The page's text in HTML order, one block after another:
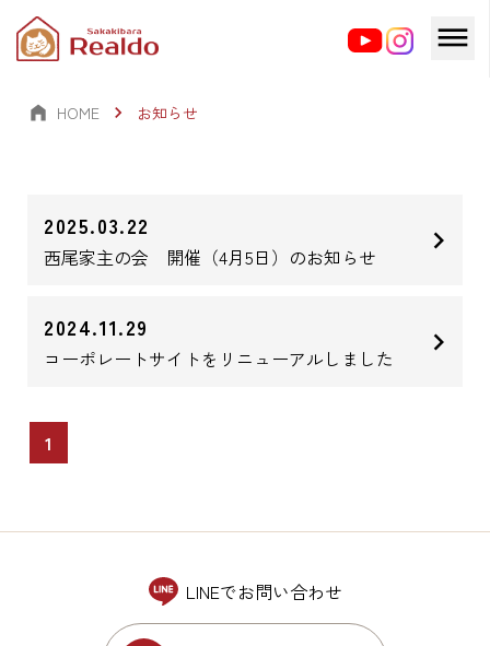
HOME お知らせ
2025.03.22
西尾家主の会 開催（4月5日）のお知らせ
2024.11.29
コーポレートサイトをリニューアルしました
1
LINEでお問い合わせ